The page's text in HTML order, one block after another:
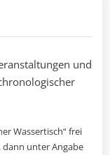
und
Wassertisch“ frei
dann unter Angabe